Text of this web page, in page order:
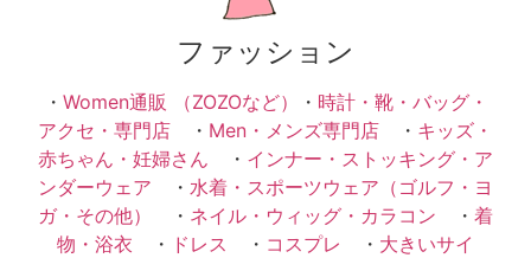
ファッション
・ Women通販 （ZOZOなど） ・ 時計・靴・バッグ・
アクセ・専門店 ・ Men・メンズ専門店 ・ キッズ・
赤ちゃん・妊婦さん ・ インナー・ストッキング・ア
ンダーウェア ・ 水着・スポーツウェア（ゴルフ・ヨ
ガ・その他）
・ ネイル・ウィッグ・カラコン ・ 着
物・浴衣 ・ ドレス ・ コスプレ ・ 大きいサイ